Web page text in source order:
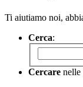
Ti aiutiamo noi,
Cerca:
Cercare nelle